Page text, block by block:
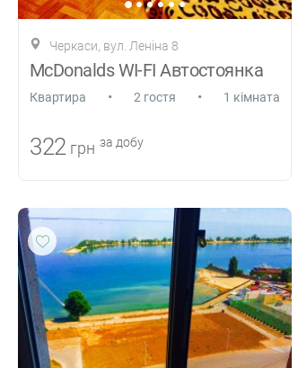
Черкаси, вул. Леніна 8
McDonalds WI-FI Автостоянка
Квартира • 2 гостя • 1 кімната
322 грн за добу